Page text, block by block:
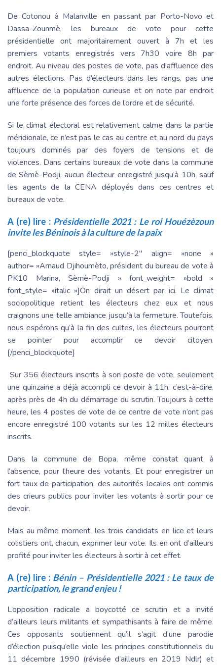
De Cotonou à Malanville en passant par Porto-Novo et
Dassa-Zounmè, les bureaux de vote pour cette
présidentielle ont majoritairement ouvert à 7h et les
premiers votants enregistrés vers 7h30 voire 8h par
endroit. Au niveau des postes de vote, pas d’affluence des
autres élections. Pas d’électeurs dans les rangs, pas une
affluence de la population curieuse et on note par endroit
une forte présence des forces de l’ordre et de sécurité.
Si le climat électoral est relativement calme dans la partie
méridionale, ce n’est pas le cas au centre et au nord du pays
toujours dominés par des foyers de tensions et de
violences. Dans certains bureaux de vote dans la commune
de Sèmè-Podji, aucun électeur enregistré jusqu’à 10h, sauf
les agents de la CENA déployés dans ces centres et
bureaux de vote.
A (re) lire : Présidentielle 2021 : Le roi Houézèzoun
invite les Béninois à la culture de la paix
[penci_blockquote style= »style-2″ align= »none »
author= »Arnaud Djihoumèto, président du bureau de vote à
PK10 Marina, Sèmè-Podji » font_weight= »bold »
font_style= »italic »]On dirait un désert par ici. Le climat
sociopolitique retient les électeurs chez eux et nous
craignons une telle ambiance jusqu’à la fermeture. Toutefois,
nous espérons qu’à la fin des cultes, les électeurs pourront
se pointer pour accomplir ce devoir citoyen.
[/penci_blockquote]
Sur 356 électeurs inscrits à son poste de vote, seulement
une quinzaine a déjà accompli ce devoir à 11h, c’est-à-dire,
après près de 4h du démarrage du scrutin. Toujours à cette
heure, les 4 postes de vote de ce centre de vote n’ont pas
encore enregistré 100 votants sur les 12 milles électeurs
inscrits.
Dans la commune de Bopa, même constat quant à
l’absence, pour l’heure des votants. Et pour enregistrer un
fort taux de participation, des autorités locales ont commis
des crieurs publics pour inviter les votants à sortir pour ce
devoir.
Mais au même moment, les trois candidats en lice et leurs
colistiers ont, chacun, exprimer leur vote. Ils en ont d’ailleurs
profité pour inviter les électeurs à sortir à cet effet.
A (re) lire : Bénin – Présidentielle 2021 : Le taux de
participation, le grand enjeu !
L’opposition radicale a boycotté ce scrutin et a invité
d’ailleurs leurs militants et sympathisants à faire de même.
Ces opposants soutiennent qu’il s’agit d’une parodie
d’élection puisqu’elle viole les principes constitutionnels du
11 décembre 1990 (révisée d’ailleurs en 2019 Ndlr) et